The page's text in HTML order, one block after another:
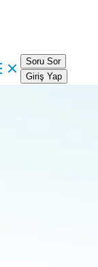
Soru Sor
Giriş Yap